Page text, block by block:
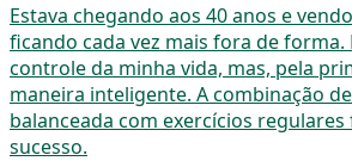
Estava chegando aos 40 anos e
ficando cada vez mais fora de
controle da minha vida, mas, pela
maneira inteligente. A combinação
balanceada com exercícios
sucesso.